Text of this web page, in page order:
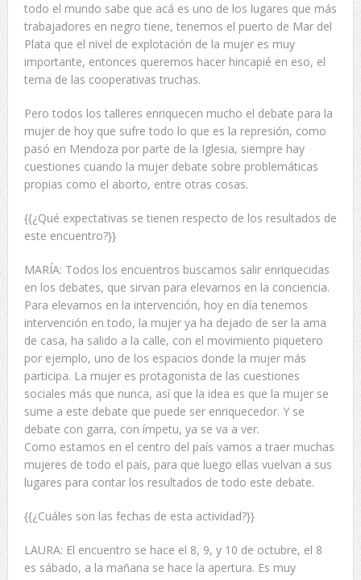
todo el mundo sabe que acá es uno de los lugares que más
trabajadores en negro tiene, tenemos el puerto de Mar del
Plata que el nivel de explotación de la mujer es muy
importante, entonces queremos hacer hincapié en eso, el
tema de las cooperativas truchas.
Pero todos los talleres enriquecen mucho el debate para la
mujer de hoy que sufre todo lo que es la represión, como
pasó en Mendoza por parte de la Iglesia, siempre hay
cuestiones cuando la mujer debate sobre problemáticas
propias como el aborto, entre otras cosas.
{{¿Qué expectativas se tienen respecto de los resultados de
este encuentro?}}
MARÍA: Todos los encuentros buscamos salir enriquecidas
en los debates, que sirvan para elevarnos en la conciencia.
Para elevarnos en la intervención, hoy en día tenemos
intervención en todo, la mujer ya ha dejado de ser la ama
de casa, ha salido a la calle, con el movimiento piquetero
por ejemplo, uno de los espacios donde la mujer más
participa. La mujer es protagonista de las cuestiones
sociales más que nunca, así que la idea es que la mujer se
sume a este debate que puede ser enriquecedor. Y se
debate con garra, con ímpetu, ya se va a ver.
Como estamos en el centro del país vamos a traer muchas
mujeres de todo el país, para que luego ellas vuelvan a sus
lugares para contar los resultados de todo este debate.
{{¿Cuáles son las fechas de esta actividad?}}
LAURA: El encuentro se hace el 8, 9, y 10 de octubre, el 8
es sábado, a la mañana se hace la apertura. Es muy